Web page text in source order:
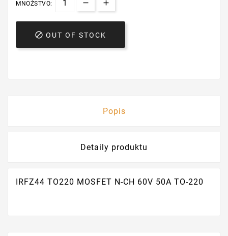
MNOŽSTVO:
 OUT OF STOCK
Popis
Detaily produktu
IRFZ44 TO220 MOSFET N-CH 60V 50A TO-220